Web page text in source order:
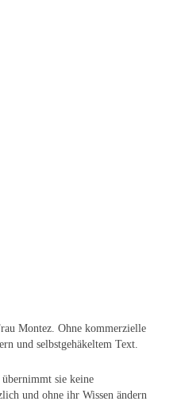
Montez. Ohne kommerzielle
und selbstgehäkeltem Text.
sie keine
und ohne ihr Wissen ändern